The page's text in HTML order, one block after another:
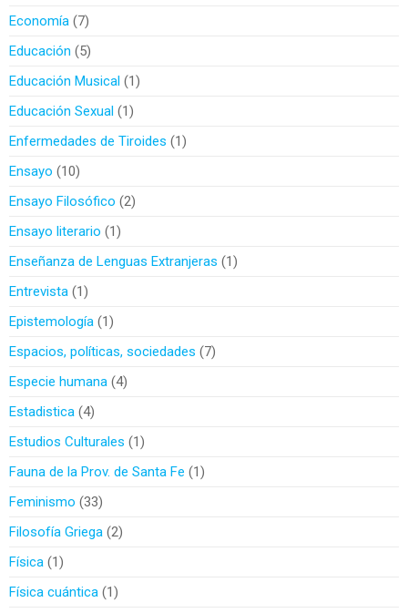
Economía 7
Educación
5
Educación Musical 1
Educación Sexual 1
Enfermedades de Tiroides
1
Ensayo
10
Ensayo Filosófico 2
Ensayo literario
1
Enseñanza de Lenguas Extranjeras
1
Entrevista 1
Epistemología 1
Espacios, políticas, sociedades
7
Especie humana 4
Estadistica 4
Estudios Culturales
1
Fauna de la Prov. de Santa Fe
1
Feminismo 33
Filosofía Griega 2
Física 1
Física cuántica 1